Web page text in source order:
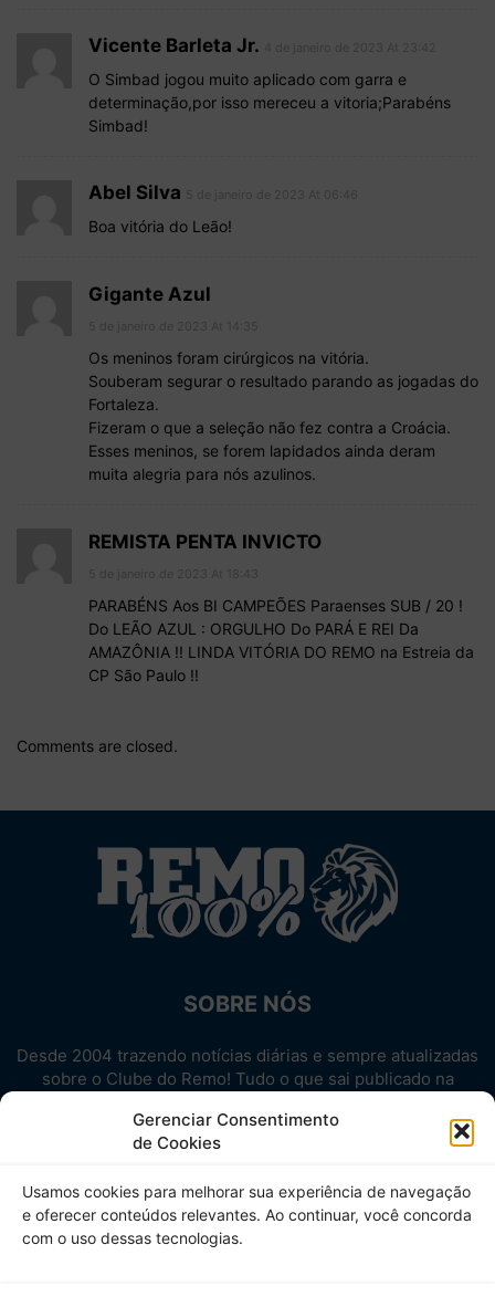
Gerenciar Consentimento
de Cookies
Usamos cookies para melhorar sua experiência de navegação
e oferecer conteúdos relevantes. Ao continuar, você concorda
com o uso dessas tecnologias.
Vicente Barleta Jr.
O Simbad jogou muito aplicado com garra e
determinação,por isso mereceu a vitoria;Parabéns
Simbad!
Abel Silva
Boa vitória do Leão!
Gigante Azul
Os meninos foram cirúrgicos na vitória.
Souberam segurar o resultado parando as jogadas do
Fortaleza.
Fizeram o que a seleção não fez contra a Croácia.
Esses meninos, se forem lapidados ainda deram
muita alegria para nós azulinos.
REMISTA PENTA INVICTO
PARABÉNS Aos BI CAMPEÕES Paraenses SUB / 20 !
Do LEÃO AZUL : ORGULHO Do PARÁ E REI Da
AMAZÔNIA !! LINDA VITÓRIA DO REMO na Estreia da
CP São Paulo !!
Comments are closed.
SOBRE NÓS
Desde 2004 trazendo notícias diárias e sempre atualizadas
sobre o Clube do Remo! Tudo o que sai publicado na
Aproveite! Site não-oficial.
SIGA-NOS